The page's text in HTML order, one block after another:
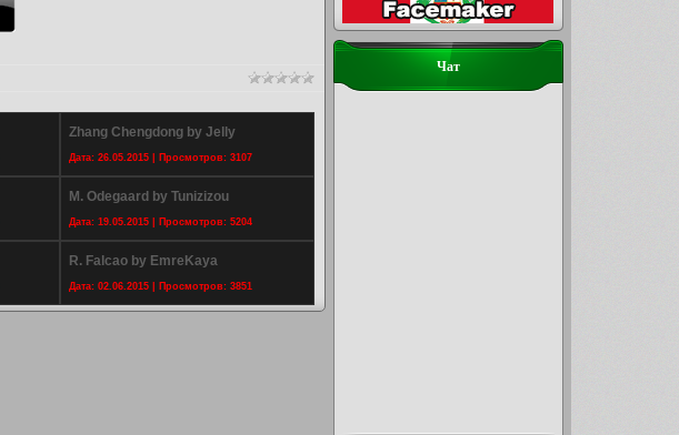
Zhang Chengdong by Jelly
Дата: 26.05.2015 | Просмотров: 3107
M. Odegaard by Tunizizou
Дата: 19.05.2015 | Просмотров: 5204
R. Falcao by EmreKaya
Дата: 02.06.2015 | Просмотров: 3851
Чат